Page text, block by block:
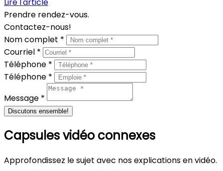
Prendre rendez-vous.
Contactez-nous!
Nom complet *
Courriel *
Téléphone *
Téléphone *
Message *
Discutons ensemble!
Capsules vidéo connexes
Approfondissez le sujet avec nos explications en vidéo.